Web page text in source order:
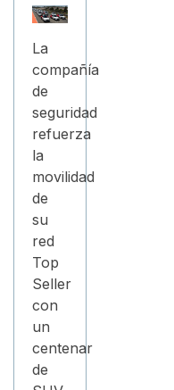
La
compañía
de
seguridad
refuerza
la
movilidad
de
su
red
Top
Seller
con
un
centenar
de